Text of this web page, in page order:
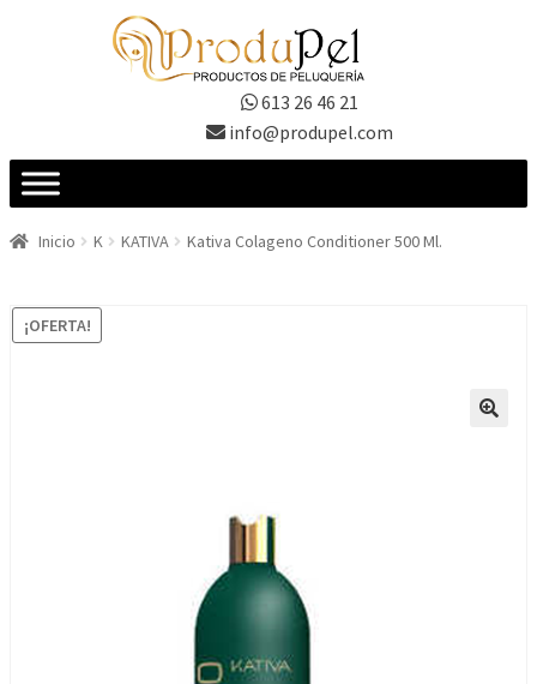
613 26 46 21
info@produpel.com
Inicio K KATIVA Kativa Colageno Conditioner 500 Ml.
¡OFERTA!